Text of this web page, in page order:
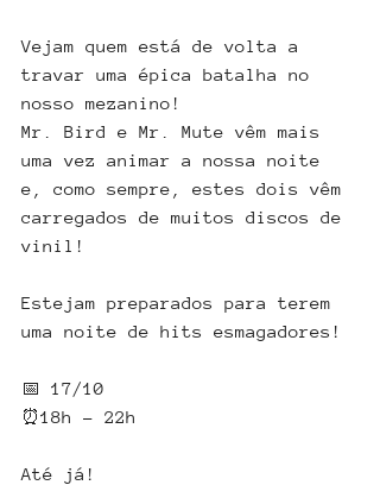
Vejam quem está de volta a
travar uma épica batalha no
nosso mezanino!
Mr. Bird e Mr. Mute vêm mais
uma vez animar a nossa noite
e, como sempre, estes dois vêm
carregados de muitos discos de
vinil!
Estejam preparados para terem
uma noite de hits esmagadores!
📅 17/10
⏰18h - 22h
Até já!